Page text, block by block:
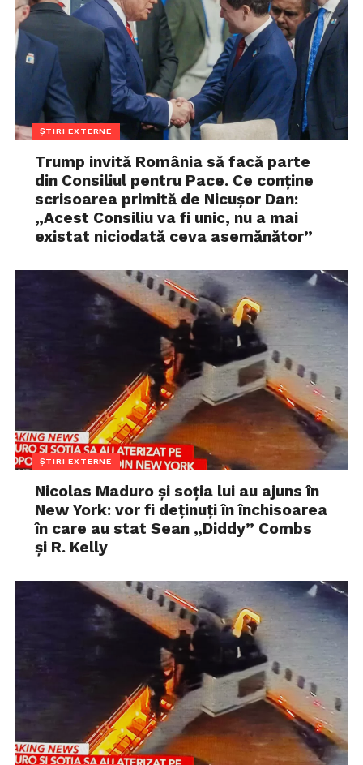
ȘTIRI EXTERNE
Trump invită România să facă parte
din Consiliul pentru Pace. Ce conține
scrisoarea primită de Nicușor Dan:
„Acest Consiliu va fi unic, nu a mai
existat niciodată ceva asemănător”
ȘTIRI EXTERNE
Nicolas Maduro și soția lui au ajuns în
New York: vor fi deținuți în închisoarea
în care au stat Sean „Diddy” Combs
și R. Kelly